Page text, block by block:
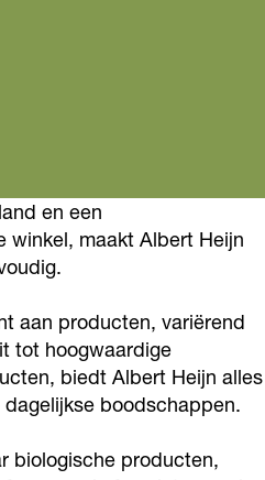
en een
winkel, maakt Albert Heijn
aan producten, variërend
tot hoogwaardige
biedt Albert Heijn alles
boodschappen.
biologische producten,